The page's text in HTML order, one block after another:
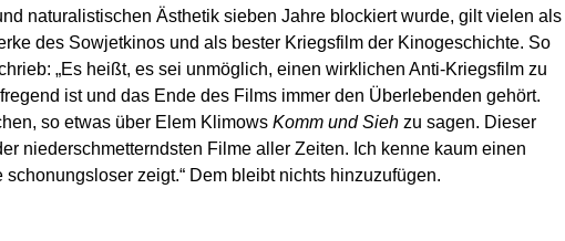
naturalistischen Ästhetik sieben Jahre blockiert wurde, gilt vielen als
des Sowjetkinos und als bester Kriegsfilm der Kinogeschichte. So
„Es heißt, es sei unmöglich, einen wirklichen Anti-Kriegsfilm zu
ist und das Ende des Films immer den Überlebenden gehört.
so etwas über Elem Klimows Komm und Sieh zu sagen. Dieser
niederschmetterndsten Filme aller Zeiten. Ich kenne kaum einen
zeigt.“ Dem bleibt nichts hinzuzufügen.